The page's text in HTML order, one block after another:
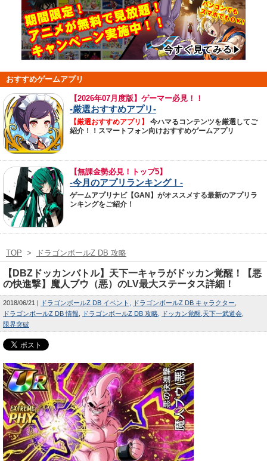
おすすめゲームアプリ
【2026年07月度版】ゲーマー必見！！
-厳選おすすめアプリ-
【厳選おすすめアプリ】
今ハマるコンテンツを厳選してご
紹介！！スマートフォン向けおすすめゲームアプリ
【無課金勢必見！トップ5】
-今月のアプリランキング！-
ゲームアプリナビ【GAN】がオススメする最新のアプリラ
ンキングをご紹介！
TOP > ドラゴンボールZ DB 攻略
【DBZドッカンバトル】天下一キャラがドッカン覚醒！【悪
の快進撃】魔人ブウ（悪）のLV最大ステータス詳細！
2018/06/21 ドラゴンボールZ DB イベント
ドラゴンボールZ DB キャラクター
ドラゴンボールZ DB 情報
ドラゴンボールZ DB 攻略 ドッカン覚醒 天下一武道会
限界突破